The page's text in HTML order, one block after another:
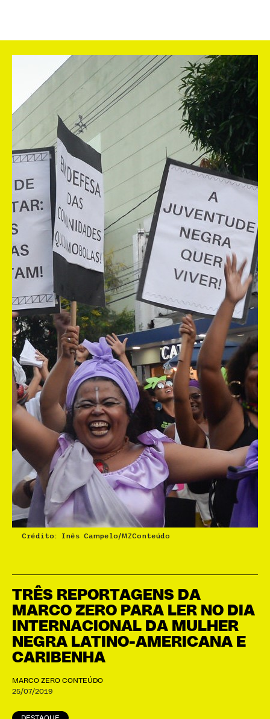
TRÊS REPORTAGENS DA
MARCO ZERO PARA LER NO DIA
INTERNACIONAL DA MULHER
NEGRA LATINO-AMERICANA E
CARIBENHA
MARCO ZERO CONTEÚDO
25/07/2019
Crédito: Inês Campelo/MZConteúdo